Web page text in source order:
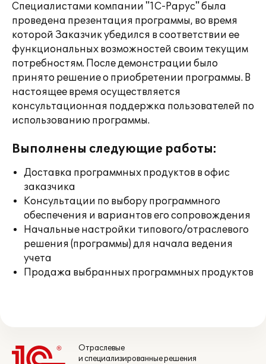
Специалистами компании "1С-Рарус" была
проведена презентация программы, во время
которой Заказчик убедился в соответствии ее
функциональных возможностей своим текущим
потребностям. После демонстрации было
принято решение о приобретении программы. В
настоящее время осуществляется
консультационная поддержка пользователей по
использованию программы.
Выполнены следующие работы:
Доставка программных продуктов в офис
заказчика
Консультации по выбору программного
обеспечения и вариантов его сопровождения
Начальные настройки типового/отраслевого
решения (программы) для начала ведения
учета
Продажа выбранных программных продуктов
Отраслевые
и специализированные решения